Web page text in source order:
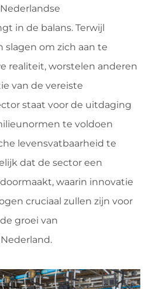
in de balans. Terwijl
om zich aan te
realiteit, worstelen anderen
van de vereiste
staat voor de uitdaging
te voldoen
levensvatbaarheid te
dat de sector een
waarin innovatie
cruciaal zullen zijn voor
groei van